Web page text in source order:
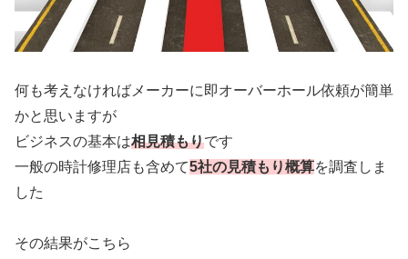
何も考えなければメーカーに即オーバーホール依頼が簡単
かと思いますが
ビジネスの基本は相見積もりです
一般の時計修理店も含めて5社の見積もり概算を調査しま
した
その結果がこちら